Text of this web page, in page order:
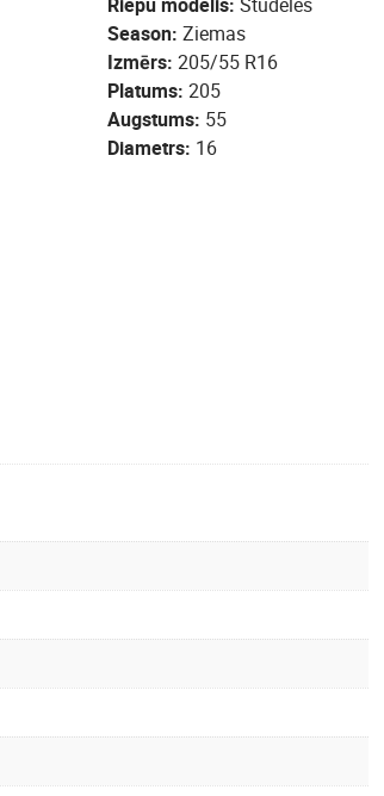
Season Ziemas
Izmērs 205/55 R16
Platums 205
Augstums 55
Diametrs 16